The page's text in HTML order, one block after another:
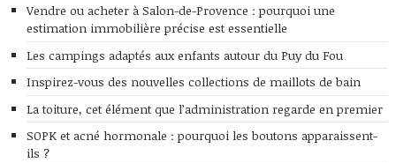
Vendre ou acheter à Salon-de-Provence : pourquoi une
estimation immobilière précise est essentielle
Les campings adaptés aux enfants autour du Puy du Fou
Inspirez-vous des nouvelles collections de maillots de bain
La toiture, cet élément que l’administration regarde en premier
SOPK et acné hormonale : pourquoi les boutons apparaissent-
ils ?